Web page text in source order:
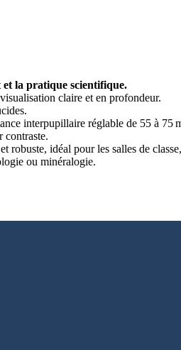
et la pratique scientifique.
claire et en profondeur.
interpupillaire réglable de 55 à 75
contraste.
idéal pour les salles de
ou minéralogie.